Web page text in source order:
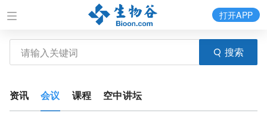
搜索
打开APP
资讯 会议 课程 空中讲坛